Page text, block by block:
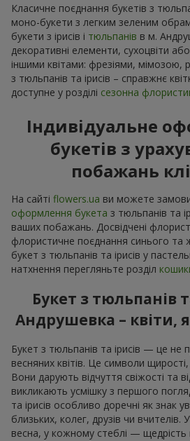
Класичне поєднання букетів з
моно-букети з легким зеленим
букети з ірисів і тюльпанів в м.
декоративні елементи, сухоцвіти
іншими квітами: фрезіями, мімозою,
з тюльпанів та ірисів – справжнє
доступне у розділі сезонна
Індивідуальне
букетів з
побажань
На сайті flowers.ua ви можете
оформлення букета з тюльпанів та
ваших побажань. Досвідчені
флористичне поєднання синього та
букет з тюльпанів та ірисів у
натхнення перегляньте розділ
Букет з тюльпанів
Андрушевка – квіти,
Букет з тюльпанів та ірисів — це не
весняних квітів. Це символи
Вони дарують відчуття свіжості та
викликають усмішку з першого
та ірисів особливо доречні як знак
близьких, колег, друзів чи
весна, у кожному стеблі — щедрість